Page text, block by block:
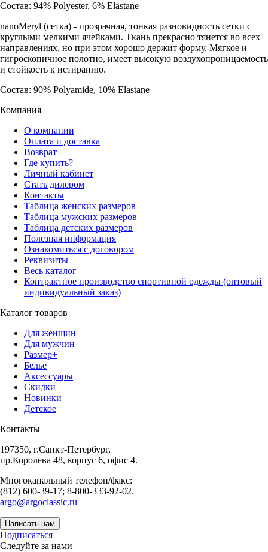
Состав: 94% Polyester, 6% Elastane
nanoMeryl (cетка) - прозрачная, тонкая разновидность сетки с
круглыми мелкими ячейками. Ткань прекрасно тянется во всех
направлениях, но при этом хорошо держит форму. Мягкое и
гигроскопичное полотно, имеет высокую воздухопроницаемость
и стойкость к истиранию.
Состав: 90% Polyamide, 10% Elastane
Компания
О компании
Оплата и доставка
Возврат
Где купить?
Личный кабинет
Стать дилером
Контакты
Таблица женских размеров
Таблица мужских размеров
Таблица детских размеров
Полезная информация
Ознакомиться с договором
Реквизиты
Весь каталог
Контрактное производство спортивной одежды (оптовый
индивидуальный заказ)
Каталог товаров
Для женщин
Для мужчин
Размер+
Белье
Аксессуары
Скидки
Новинки
Детское
Контакты
197350, г.Санкт-Петербург,
пр.Королева 48, корпус 6, офис 4.
Многоканальный телефон/факс:
(812) 600-39-17; 8-800-333-92-02.
argo@argoclassic.ru
Написать нам
Подписаться
Следуйте за нами